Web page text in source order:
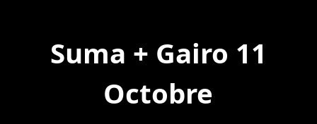
Suma + Gairo 11
Octobre